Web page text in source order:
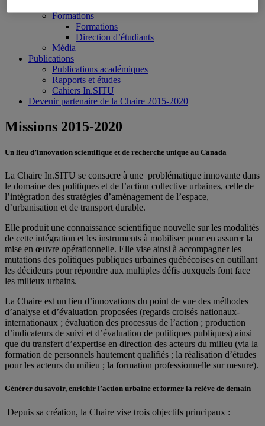
Formations
Formations
Direction d’étudiants
Média
Publications
Publications académiques
Rapports et études
Cahiers In.SITU
Devenir partenaire de la Chaire 2015-2020
Missions 2015-2020
Un lieu d’innovation scientifique et de recherche unique au Canada
La Chaire In.SITU se consacre à une problématique innovante dans
le domaine des politiques et de l’action collective urbaines, celle de
l’intégration des stratégies d’aménagement de l’espace,
d’urbanisation et de transport durable.
Elle produit une connaissance scientifique nouvelle sur les modalités
de cette intégration et les instruments à mobiliser pour en assurer la
mise en œuvre opérationnelle. Elle vise ainsi à accompagner les
mutations des politiques publiques urbaines québécoises en outillant
les décideurs pour répondre aux multiples défis auxquels font face
les milieux urbains.
La Chaire est un lieu d’innovations du point de vue des méthodes
d’analyse et d’évaluation proposées (regards croisés nationaux-
internationaux ; évaluation des processus de l’action ; production
d’indicateurs de suivi et d’évaluation de politiques publiques) ainsi
que du transfert d’expertise en direction des acteurs du milieu (via la
formation de personnels hautement qualifiés ; la réalisation d’études
pour les acteurs du milieu ; la formation professionnelle sur mesure).
Générer du savoir, enrichir l’action urbaine et former la relève de demain
Depuis sa création, la Chaire vise trois objectifs principaux :